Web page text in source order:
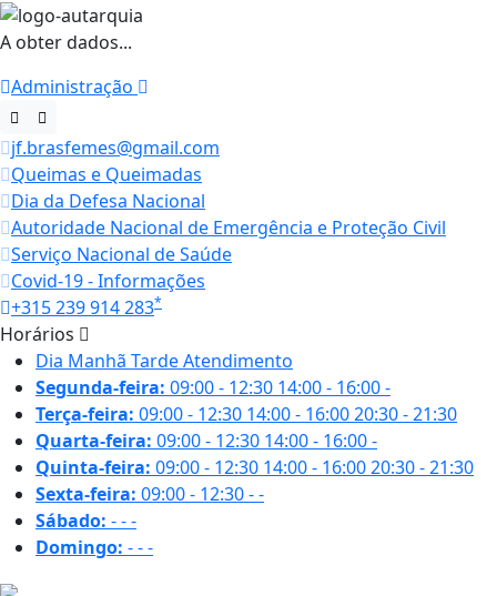
A obter dados...
Administração
jf.brasfemes@gmail.com
Queimas e Queimadas
Dia da Defesa Nacional
Autoridade Nacional de Emergência e Proteção Civil
Serviço Nacional de Saúde
Covid-19 - Informações
+315 239 914 283*
Horários
Dia Manhã TardeAtendimento
Segunda-feira: 09:00 - 12:30 14:00 - 16:00-
Terça-feira: 09:00 - 12:30 14:00 - 16:0020:30 - 21:30
Quarta-feira: 09:00 - 12:30 14:00 - 16:00-
Quinta-feira: 09:00 - 12:30 14:00 - 16:0020:30 - 21:30
Sexta-feira: 09:00 - 12:30--
Sábado: ---
Domingo: ---